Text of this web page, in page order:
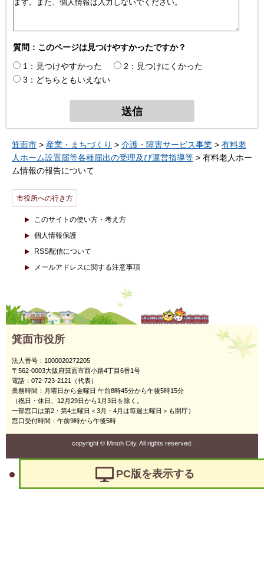
質問：このページは見つけやすかったですか？
1：見つけやすかった
2：見つけにくかった
3：どちらともいえない
箕面市 > 産業・まちづくり > 介護・障害サービス事業 > 有料老
人ホーム設置届等各種届出の受理及び運営指導等 > 有料老人ホー
ム情報の報告について
市役所への行き方
このサイトの使い方・考え方
個人情報保護
RSS配信について
メールアドレスに関する注意事項
箕面市役所
法人番号：1000020272205
〒562-0003大阪府箕面市西小路4丁目6番1号
電話：072-723-2121（代表）
業務時間：月曜日から金曜日 午前8時45分から午後5時15分
（祝日・休日、12月29日から1月3日を除く。
一部窓口は第2・第4土曜日＜3月・4月は毎週土曜日＞も開庁）
窓口受付時間：午前9時から午後5時
copyright ©Minoh City. All rights reserved.
PC版を表示する